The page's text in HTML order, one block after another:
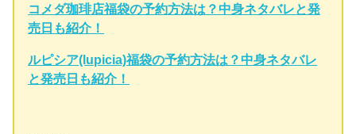
コメダ珈琲店福袋の予約方法は？中身ネタバレと発
売日も紹介！
ルピシア(lupicia)福袋の予約方法は？中身ネタバレ
と発売日も紹介！